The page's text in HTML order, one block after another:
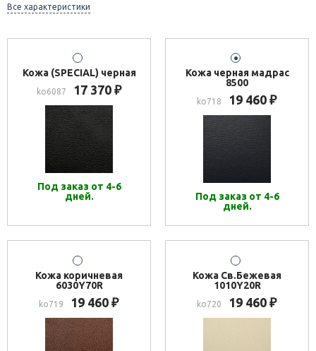
Все характеристики
Кожа (SPECIAL) черная
ko6087 17 370 ₽
Под заказ от 4-6
дней.
Кожа черная мадрас
8500
ko718 19 460 ₽
Под заказ от 4-6
дней.
Кожа коричневая
6030Y70R
ko719 19 460 ₽
Кожа Св.Бежевая
1010Y20R
ko720 19 460 ₽